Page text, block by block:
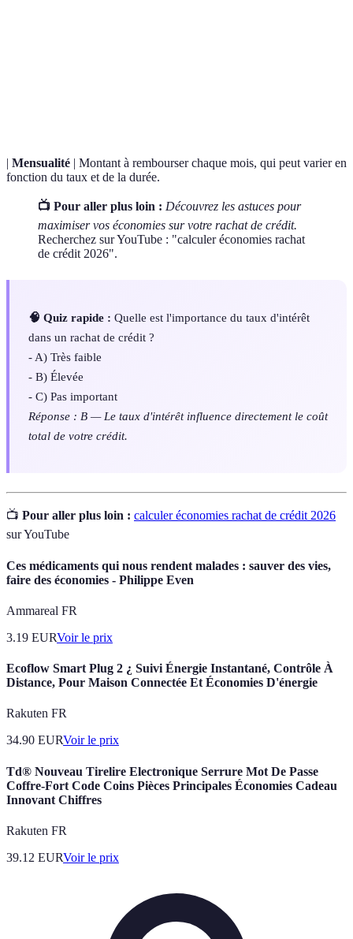
| Mensualité | Montant à rembourser chaque mois, qui peut varier en
fonction du taux et de la durée.
📺 Pour aller plus loin : Découvrez les astuces pour
maximiser vos économies sur votre rachat de crédit.
Recherchez sur YouTube : "calculer économies rachat
de crédit 2026".
🧠 Quiz rapide : Quelle est l'importance du taux d'intérêt
dans un rachat de crédit ?
- A) Très faible
- B) Élevée
- C) Pas important
Réponse : B — Le taux d'intérêt influence directement le coût
total de votre crédit.
📺 Pour aller plus loin : calculer économies rachat de crédit 2026
sur YouTube
Ces médicaments qui nous rendent malades : sauver des vies,
faire des économies - Philippe Even
Ammareal FR
3.19 EURVoir le prix
Ecoflow Smart Plug 2 ¿ Suivi Énergie Instantané, Contrôle À
Distance, Pour Maison Connectée Et Économies D'énergie
Rakuten FR
34.90 EURVoir le prix
Td® Nouveau Tirelire Electronique Serrure Mot De Passe
Coffre-Fort Code Coins Pièces Principales Économies Cadeau
Innovant Chiffres
Rakuten FR
39.12 EURVoir le prix